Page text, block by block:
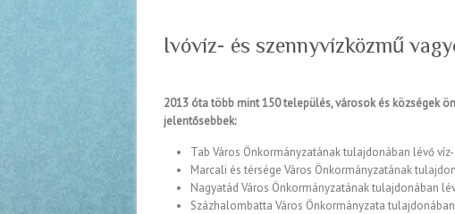
Ivóvíz- és szennyvízközmű
2013 óta több mint 150 település, városok és községek
jelentősebbek:
Tab Város Önkormányzatának tulajdonában lévő
Marcali és térsége Város Önkormányzatának
Nagyatád Város Önkormányzatának tulajdonában
Százhalombatta Város Önkormányzata